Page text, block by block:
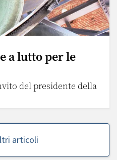
a lutto per le
del presidente della
articoli